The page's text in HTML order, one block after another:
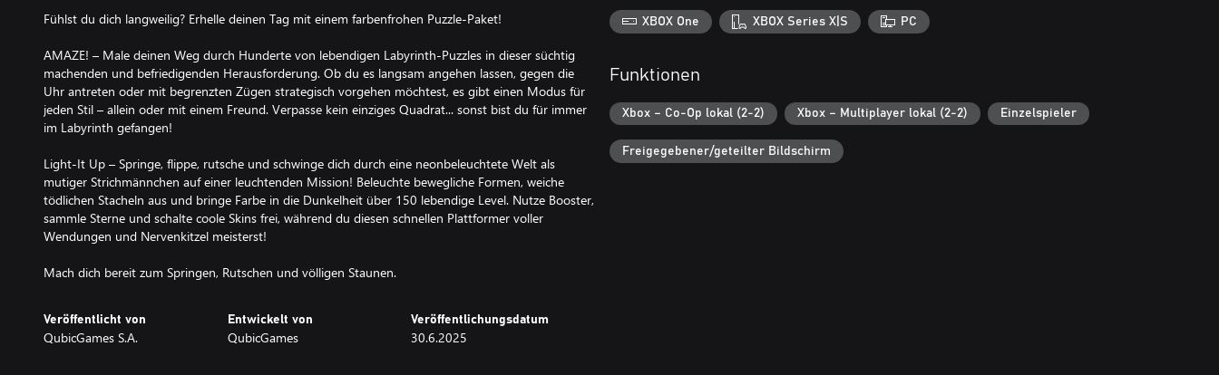
Fühlst du dich langweilig? Erhelle deinen Tag mit einem farbenfrohen Puzzle-Paket!
AMAZE! – Male deinen Weg durch Hunderte von lebendigen Labyrinth-Puzzles in dieser süchtig
machenden und befriedigenden Herausforderung. Ob du es langsam angehen lassen, gegen die
Uhr antreten oder mit begrenzten Zügen strategisch vorgehen möchtest, es gibt einen Modus für
jeden Stil – allein oder mit einem Freund. Verpasse kein einziges Quadrat... sonst bist du für immer
im Labyrinth gefangen!
Light-It Up – Springe, flippe, rutsche und schwinge dich durch eine neonbeleuchtete Welt als
mutiger Strichmännchen auf einer leuchtenden Mission! Beleuchte bewegliche Formen, weiche
tödlichen Stacheln aus und bringe Farbe in die Dunkelheit über 150 lebendige Level. Nutze Booster,
sammle Sterne und schalte coole Skins frei, während du diesen schnellen Plattformer voller
Wendungen und Nervenkitzel meisterst!
Mach dich bereit zum Springen, Rutschen und völligen Staunen.
Veröffentlicht von
QubicGames S.A.
Entwickelt von
QubicGames
Veröffentlichungsdatum
30.6.2025
XBOX One XBOX Series X|S PC
Funktionen
Xbox – Co-Op lokal (2-2) Xbox – Multiplayer lokal (2-2) Einzelspieler
Freigegebener/geteilter Bildschirm